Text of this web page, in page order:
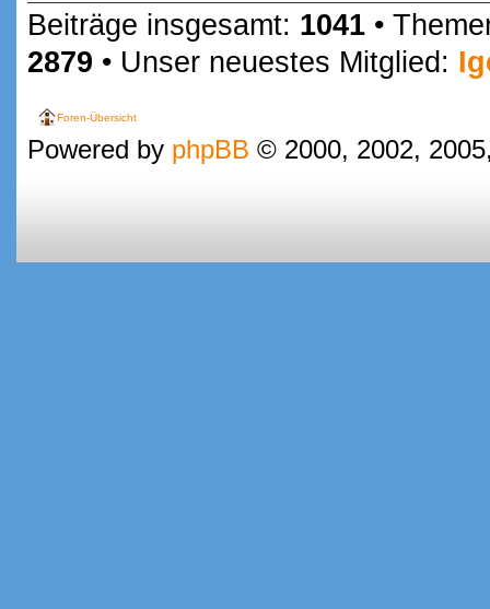
Beiträge insgesamt: 1041 •
2879 • Unser neuestes Mitglied:
Foren-Übersicht
Powered by phpBB © 2000, 2002,